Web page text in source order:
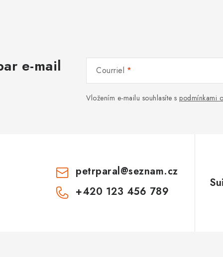
e-mail Courriel
Vložením e-mailu souhlasíte s podmínkami
petrparal@seznam.cz
+420 123 456 789